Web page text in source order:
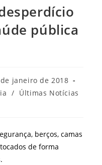
pública
janeiro de 2018
/ Últimas Notícias
berços, camas
de forma